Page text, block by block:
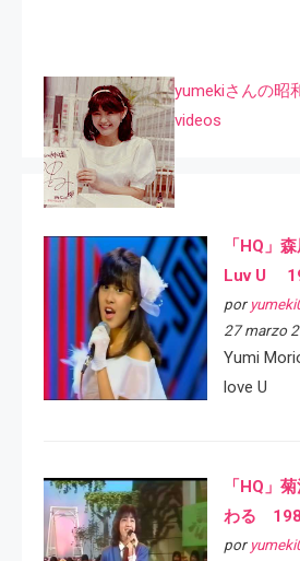
yumekiさんの昭
videos
「HQ」
Luv U
por
27 marzo
Yumi
love U
「HQ」
わる
por